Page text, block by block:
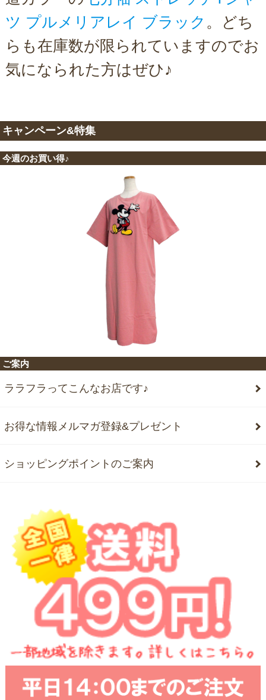
ツ プルメリアレイ ブラック 。どち
らも在庫数が限られていますのでお
気になられた方はぜひ♪
キャンペーン&特集
今週のお買い得♪
ご案内
ララフラってこんなお店です♪
お得な情報メルマガ登録&プレゼント
ショッピングポイントのご案内